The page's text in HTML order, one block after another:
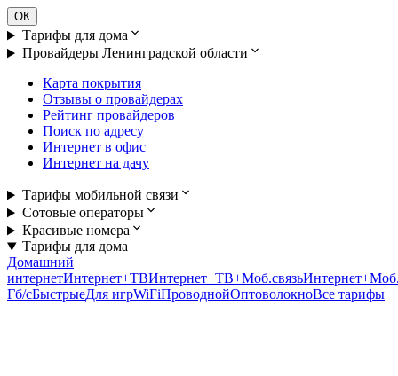
ОК
Тарифы для дома
Провайдеры Ленинградской области
Карта покрытия
Отзывы о провайдерах
Рейтинг провайдеров
Поиск по адресу
Интернет в офис
Интернет на дачу
Тарифы мобильной связи
Сотовые операторы
Красивые номера
Тарифы для дома
Домашний
интернетИнтернет+ТВИнтернет+ТВ+Моб.связь
Гб/cБыстрыеДля игрWiFiПроводнойОптоволокноВсе тарифы